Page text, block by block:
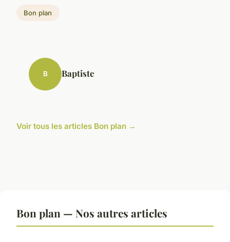
Bon plan
B Baptiste
Voir tous les articles Bon plan →
Bon plan — Nos autres articles